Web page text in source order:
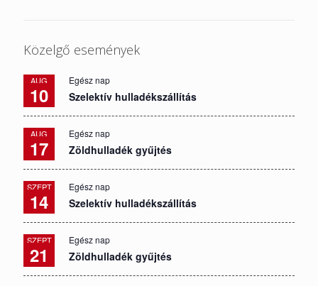
Közelgő események
AUG
10
Egész nap
Szelektív hulladékszállítás
AUG
17
Egész nap
Zöldhulladék gyűjtés
SZEPT
14
Egész nap
Szelektív hulladékszállítás
SZEPT
21
Egész nap
Zöldhulladék gyűjtés